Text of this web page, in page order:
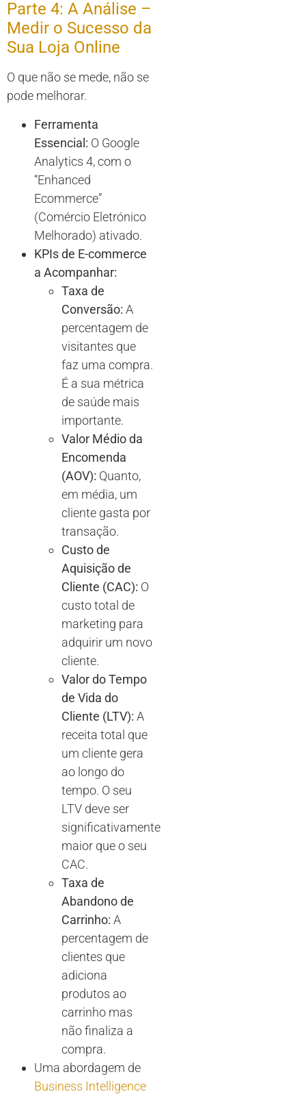
Parte 4: A Análise –
Medir o Sucesso da
Sua Loja Online
O que não se mede, não se
pode melhorar.
Ferramenta
Essencial: O Google
Analytics 4, com o
“Enhanced
Ecommerce”
(Comércio Eletrónico
Melhorado) ativado.
KPIs de E-commerce
a Acompanhar:
Taxa de
Conversão: A
percentagem de
visitantes que
faz uma compra.
É a sua métrica
de saúde mais
importante.
Valor Médio da
Encomenda
(AOV): Quanto,
em média, um
cliente gasta por
transação.
Custo de
Aquisição de
Cliente (CAC): O
custo total de
marketing para
adquirir um novo
cliente.
Valor do Tempo
de Vida do
Cliente (LTV): A
receita total que
um cliente gera
ao longo do
tempo. O seu
LTV deve ser
significativamente
maior que o seu
CAC.
Taxa de
Abandono de
Carrinho: A
percentagem de
clientes que
adiciona
produtos ao
carrinho mas
não finaliza a
compra.
Uma abordagem de
Business Intelligence